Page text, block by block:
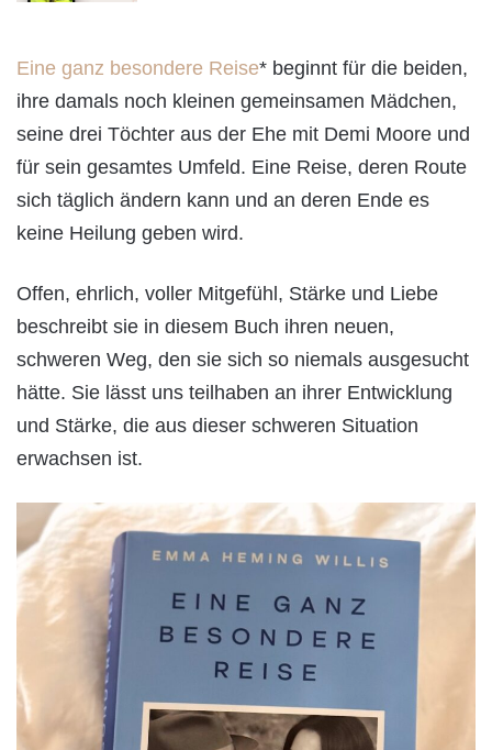
Eine ganz besondere Reise* beginnt für die beiden,
ihre damals noch kleinen gemeinsamen Mädchen,
seine drei Töchter aus der Ehe mit Demi Moore und
für sein gesamtes Umfeld. Eine Reise, deren Route
sich täglich ändern kann und an deren Ende es
keine Heilung geben wird.
Offen, ehrlich, voller Mitgefühl, Stärke und Liebe
beschreibt sie in diesem Buch ihren neuen,
schweren Weg, den sie sich so niemals ausgesucht
hätte. Sie lässt uns teilhaben an ihrer Entwicklung
und Stärke, die aus dieser schweren Situation
erwachsen ist.